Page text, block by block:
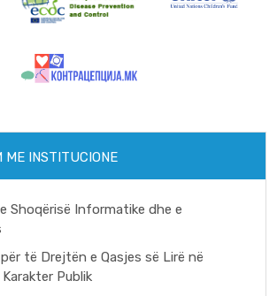
ME INSTITUCIONE
Shoqërisë Informatike dhe e
të Drejtën e Qasjes së Lirë në
Publik